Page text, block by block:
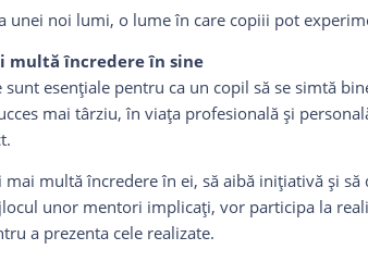
unei noi lumi, o lume în care copiii pot
multă încredere în sine
esenţiale pentru ca un copil să se simtă
mai târziu, în viaţa profesională şi
multă încredere în ei, să aibă iniţiativă şi
unor mentori implicaţi, vor participa la
a prezenta cele realizate.